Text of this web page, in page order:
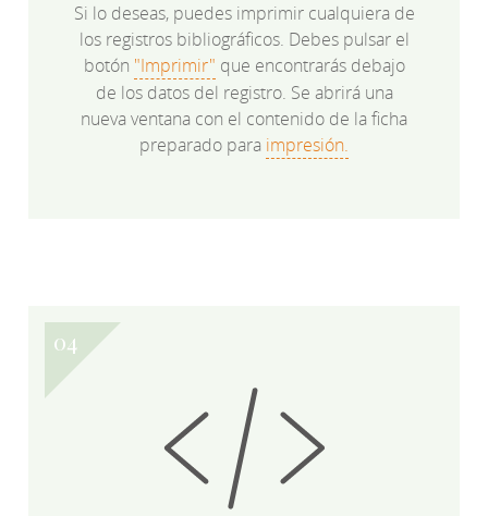
Si lo deseas, puedes imprimir cualquiera de
los registros bibliográficos. Debes pulsar el
botón "Imprimir" que encontrarás debajo
de los datos del registro. Se abrirá una
nueva ventana con el contenido de la ficha
preparado para impresión.